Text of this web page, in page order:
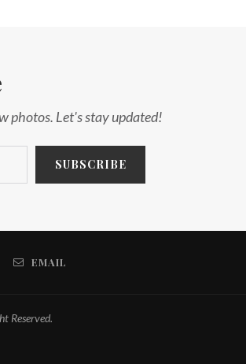
photos. Let's stay updated!
EMAIL
Reserved.